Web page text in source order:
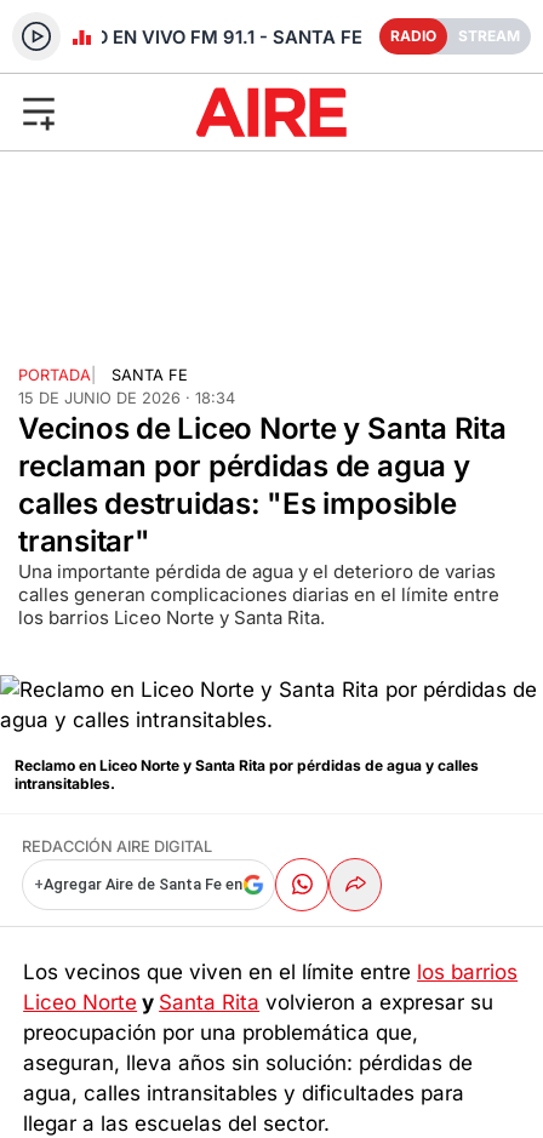
RADIO EN VIVO FM 91.1 - SANTA FE RADIO STREAM
PORTADA
SANTA FE
15 DE JUNIO DE 2026 · 18:34
Vecinos de Liceo Norte y Santa Rita
reclaman por pérdidas de agua y
calles destruidas: "Es imposible
transitar"
Una importante pérdida de agua y el deterioro de varias
calles generan complicaciones diarias en el límite entre
los barrios Liceo Norte y Santa Rita.
Reclamo en Liceo Norte y Santa Rita por pérdidas de agua y calles
intransitables.
REDACCIÓN AIRE DIGITAL
+Agregar Aire de Santa Fe en
Los vecinos que viven en el límite entre los barrios
Liceo Norte y Santa Rita volvieron a expresar su
preocupación por una problemática que,
aseguran, lleva años sin solución: pérdidas de
agua, calles intransitables y dificultades para
llegar a las escuelas del sector.